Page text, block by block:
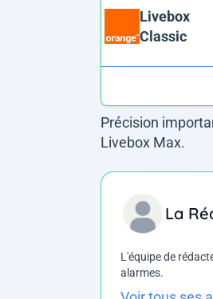
Livebox
Classic
Précision
Livebox Max.
La
L'équipe de
alarmes.